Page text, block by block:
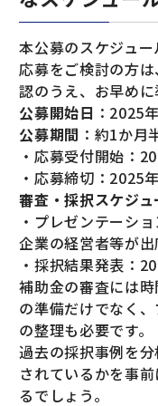
本公募のスケジュー
応募をご検討の方
認のうえ、お早めに
公募開始日 ：2025
公募期間 ：約1か月
・応募受付開始：
・応募締切：2025
審査・採択スケジュ
・プレゼンテーシ
企業の経営者等が出
・採択結果発表：
補助金の審査には
の準備だけでなく
の整理も必要です。
過去の採択事例を
されているかを事
るでしょう。